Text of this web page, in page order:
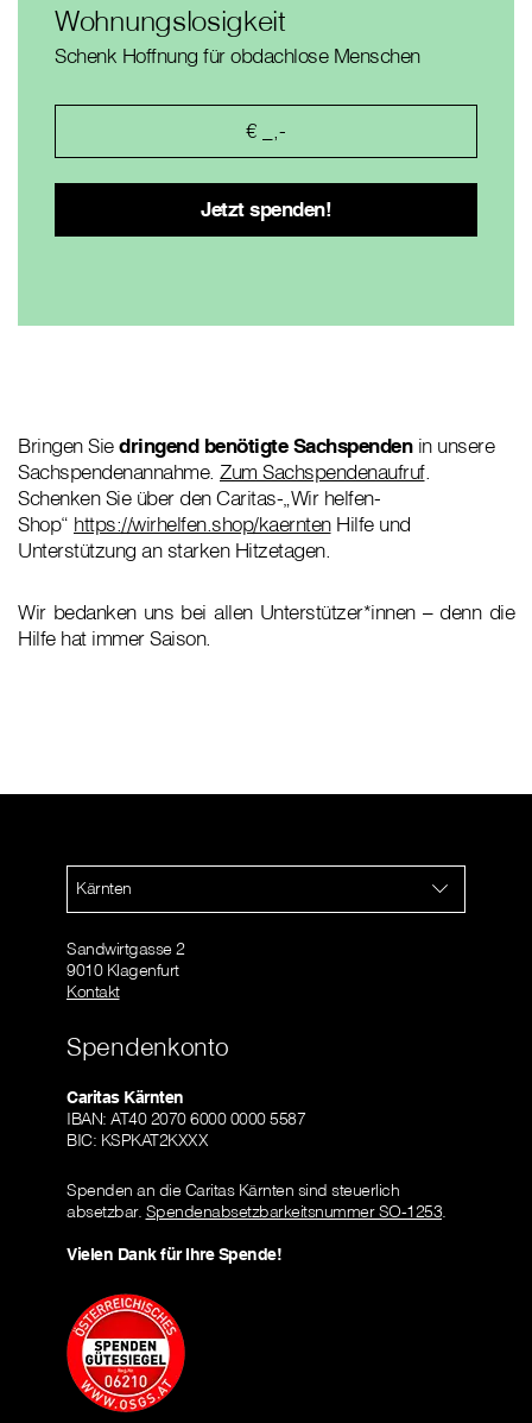
Wohnungslosigkeit
Schenk Hoffnung für obdachlose Menschen
Bringen Siedringend benötigte Sachspendenin unsere
Sachspendenannahme. Zum Sachspendenaufruf.
Schenken Sie über den Caritas-„Wir helfen-
Shop“ https://wirhelfen.shop/kaerntenHilfe und
Unterstützung an starken Hitzetagen.
Wir bedanken uns bei allen Unterstützer*innen – denn die
Hilfe hat immer Saison.
Kärnten
Sandwirtgasse 2
9010 Klagenfurt
Kontakt
Spendenkonto
Caritas Kärnten
IBAN: AT40 2070 6000 0000 5587
BIC: KSPKAT2KXXX
Spenden an die Caritas Kärnten sind steuerlich
absetzbar. Spendenabsetzbarkeitsnummer SO-1253.
Vielen Dank für Ihre Spende!